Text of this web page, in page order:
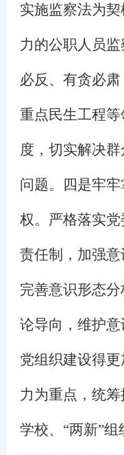
实施监察法为
力的公职人员
必反、有贪必肃
重点民生工程
度，切实解决
问题。四是牢
权。严格落实
责任制，加强意
完善意识形态
论导向，维护
党组织建设得
力为重点，统筹
学校、“两新”